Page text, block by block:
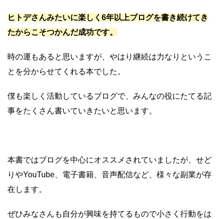
ヒトデさんみたいに楽しく6年以上ブログを書き続けてき
たからこそつかんだ成功です。
時の運もあると思いますが、やはり継続は力なりというこ
とを分からせてくれる本でした。
僕も楽しく活動しているブログで、みんなの役にたてる記
事をたくさん書いていきたいと思います。
本書ではブログを中心にオススメされていましたが、せど
りやYouTube、電子書籍、音声配信など、様々な副業が存
在します。
ぜひみなさんも自分が興味を持てるもので小さく行動をは